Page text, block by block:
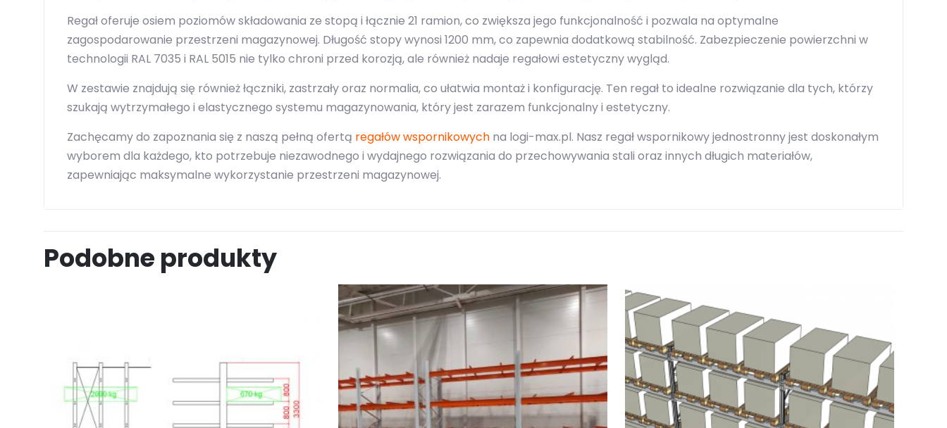
Regał oferuje osiem poziomów składowania ze stopą i łącznie 21 ramion, co zwiększa jego funkcjonalność i pozwala na optymalne
zagospodarowanie przestrzeni magazynowej. Długość stopy wynosi 1200 mm, co zapewnia dodatkową stabilność. Zabezpieczenie powierzchni w
technologii RAL 7035 i RAL 5015 nie tylko chroni przed korozją, ale również nadaje regałowi estetyczny wygląd.
W zestawie znajdują się również łączniki, zastrzały oraz normalia, co ułatwia montaż i konfigurację. Ten regał to idealne rozwiązanie dla tych, którzy
szukają wytrzymałego i elastycznego systemu magazynowania, który jest zarazem funkcjonalny i estetyczny.
Zachęcamy do zapoznania się z naszą pełną ofertą regałów wspornikowychna logi-max.pl. Nasz regał wspornikowy jednostronny jest doskonałym
wyborem dla każdego, kto potrzebuje niezawodnego i wydajnego rozwiązania do przechowywania stali oraz innych długich materiałów,
zapewniając maksymalne wykorzystanie przestrzeni magazynowej.
Podobne produkty